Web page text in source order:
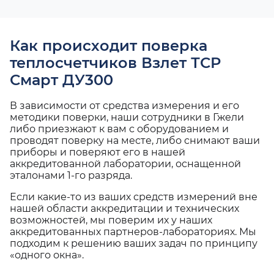
Как происходит поверка
теплосчетчиков Взлет ТСР
Смарт ДУ300
В зависимости от средства измерения и его
методики поверки, наши сотрудники в Гжели
либо приезжают к вам с оборудованием и
проводят поверку на месте, либо снимают ваши
приборы и поверяют его в нашей
аккредитованной лаборатории, оснащенной
эталонами 1-го разряда.
Если какие-то из ваших средств измерений вне
нашей области аккредитации и технических
возможностей, мы поверим их у наших
аккредитованных партнеров-лабораториях. Мы
подходим к решению ваших задач по принципу
«одного окна».